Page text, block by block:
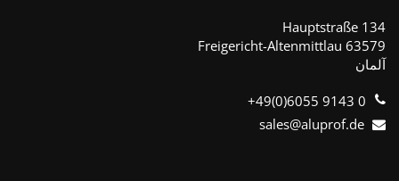
Hauptstraße
63579
+49(0)6055 9143 0
sales@aluprof.de